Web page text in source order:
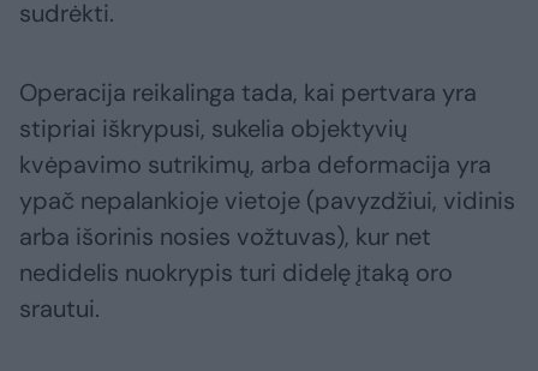
sudrėkti.
Operacija reikalinga tada, kai pertvara yra
stipriai iškrypusi, sukelia objektyvių
kvėpavimo sutrikimų, arba deformacija yra
ypač nepalankioje vietoje (pavyzdžiui, vidinis
arba išorinis nosies vožtuvas), kur net
nedidelis nuokrypis turi didelę įtaką oro
srautui.